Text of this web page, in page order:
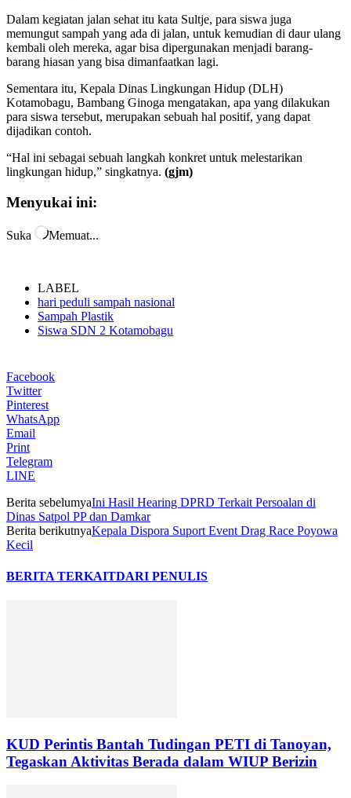
Dalam kegiatan jalan sehat itu kata Sultje, para siswa juga
memungut sampah yang ada di jalan, untuk kemudian di daur ulang
kembali oleh mereka, agar bisa dipergunakan menjadi barang-
barang hiasan yang bisa dimanfaatkan lagi.
Sementara itu, Kepala Dinas Lingkungan Hidup (DLH)
Kotamobagu, Bambang Ginoga mengatakan, apa yang dilakukan
para siswa tersebut, merupakan sebuah hal positif, yang dapat
dijadikan contoh.
“Hal ini sebagai sebuah langkah konkret untuk melestarikan
lingkungan hidup,” singkatnya. (gjm)
Menyukai ini:
Suka Memuat...
LABEL
hari peduli sampah nasional
Sampah Plastik
Siswa SDN 2 Kotamobagu
Facebook
Twitter
Pinterest
WhatsApp
Email
Print
Telegram
LINE
Berita sebelumyaIni Hasil Hearing DPRD Terkait Persoalan di
Dinas Satpol PP dan Damkar
Berita berikutnyaKepala Dispora Suport Event Drag Race Poyowa
Kecil
BERITA TERKAITDARI PENULIS
KUD Perintis Bantah Tudingan PETI di Tanoyan,
Tegaskan Aktivitas Berada dalam WIUP Berizin